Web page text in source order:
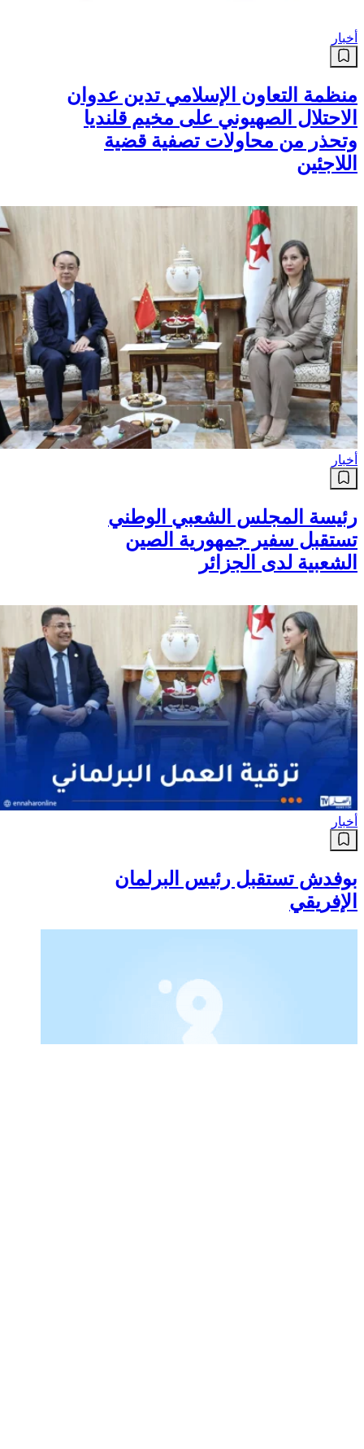
أخبار
منظمة التعاون الإسلامي تدين عدوان
الاحتلال الصهيوني على مخيم قلنديا
وتحذر من محاولات تصفية قضية
اللاجئين
أخبار
رئيسة المجلس الشعبي الوطني
تستقبل سفير جمهورية الصين
الشعبية لدى الجزائر